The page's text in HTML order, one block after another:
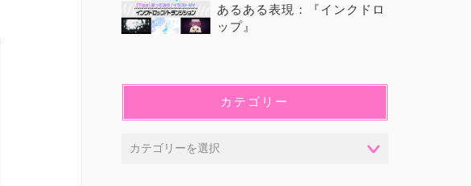
あるある表現：『インクドロ
ップ』
カテゴリー